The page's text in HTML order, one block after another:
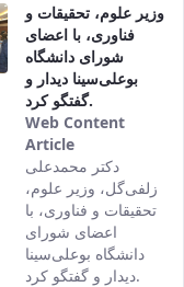
وزیر علوم، تحقیقات و
فناوری، با اعضای
شورای دانشگاه
بوعلی‌سینا دیدار و
گفتگو کرد.
Web Content
Article
This result
comes from
the Persian
version of
this content.
دکتر محمدعلی
زلفی‌گل، وزیر علوم،
تحقیقات و فناوری، با
اعضای شورای
دانشگاه بوعلی‌سینا
دیدار و گفتگو کرد.